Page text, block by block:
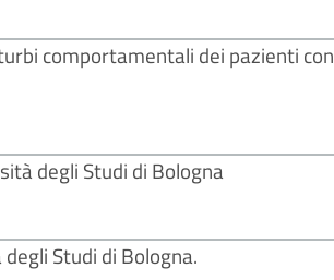
comportamentali dei pazienti con
degli Studi di Bologna
Studi di Bologna.